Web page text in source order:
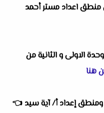
منطق اعداد مستر أحمد
الاولى و الثانية من
هنا
إعداد أ/ آية سيد 👈